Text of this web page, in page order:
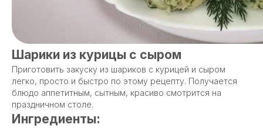
Шарики из курицы с сыром
Приготовить закуску из шариков с курицей и сыром
легко, просто и быстро по этому рецепту. Получается
блюдо аппетитным, сытным, красиво смотрится на
праздничном столе.
Ингредиенты: